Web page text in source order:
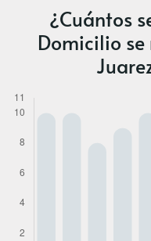
¿Cuántos
Domicilio